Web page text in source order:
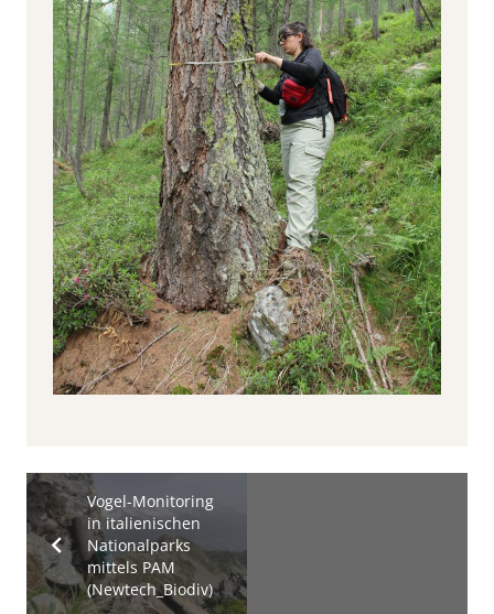
Vogel-Monitoring
in italienischen
Nationalparks
mittels PAM
(Newtech_Biodiv)